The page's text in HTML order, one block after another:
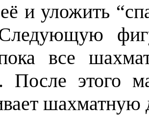
её и уложить
все
После этого
шахматную